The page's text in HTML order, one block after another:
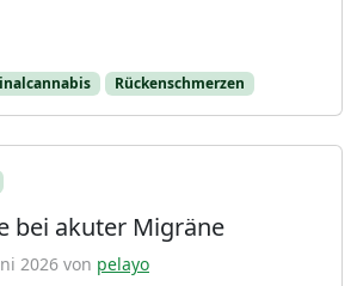
Rückenschmerzen
bei akuter Migräne
2026 von pelayo